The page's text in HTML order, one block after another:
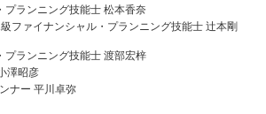
プランニング技能士 松本香奈
ファイナンシャル・プランニング技能士 辻本剛
プランニング技能士 渡部宏梓
澤昭彦
ナー 平川卓弥